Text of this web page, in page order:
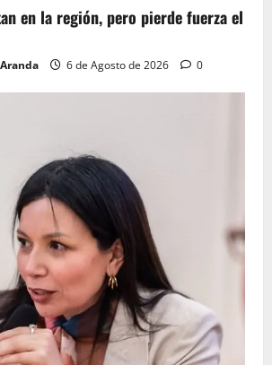
en la región, pero pierde fuerza el
6 de Agosto de 2026 0